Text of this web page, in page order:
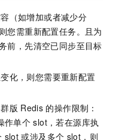
（如增加或者减少分
您需重新配置任务。且为
前，先清空已同步至目标
化，则您需要重新配置
版 Redis 的操作限制：
作单个 slot，若在源库执
slot 或涉及多个 slot，则